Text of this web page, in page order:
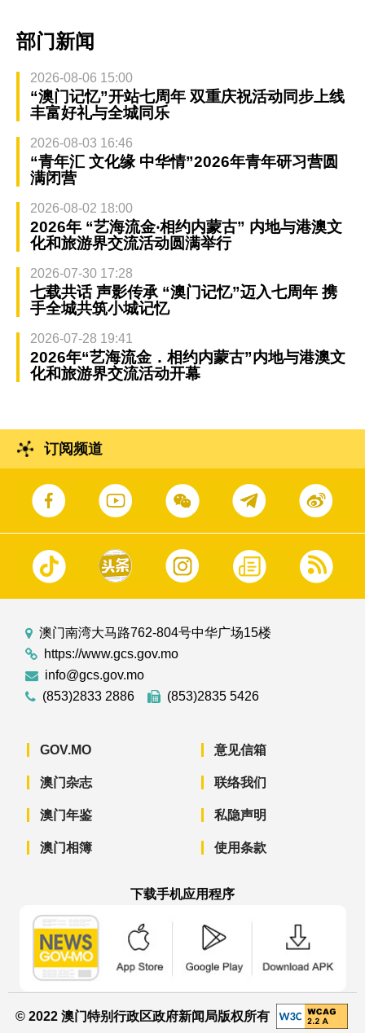
部门新闻
2026-08-06 15:00
“澳门记忆”开站七周年 双重庆祝活动同步上线
丰富好礼与全城同乐
2026-08-03 16:46
“青年汇 文化缘 中华情”2026年青年研习营圆
满闭营
2026-08-02 18:00
2026年 “艺海流金‧相约内蒙古” 内地与港澳文
化和旅游界交流活动圆满举行
2026-07-30 17:28
七载共话 声影传承 “澳门记忆”迈入七周年 携
手全城共筑小城记忆
2026-07-28 19:41
2026年“艺海流金．相约内蒙古”内地与港澳文
化和旅游界交流活动开幕
订阅频道
澳门南湾大马路762-804号中华广场15楼
https://www.gcs.gov.mo
info@gcs.gov.mo
(853)2833 2886
(853)2835 5426
GOV.MO
澳门杂志
澳门年鉴
澳门相簿
意见信箱
联络我们
私隐声明
使用条款
下载手机应用程序
© 2022 澳门特别行政区政府新闻局版权所有